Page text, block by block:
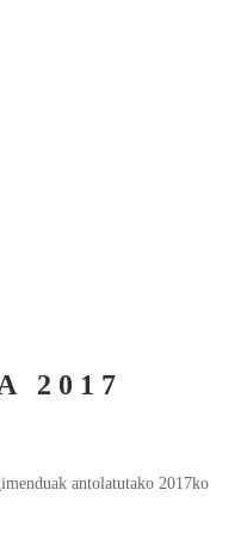
2017
antolatutako 2017ko